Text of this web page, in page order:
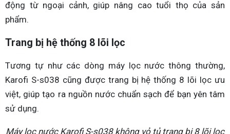
động từ ngoại cảnh, giúp nâng cao tuổi thọ của sản
phẩm.
Trang bị hệ thống 8 lõi lọc
Tương tự như các dòng máy lọc nước thông thường,
Karofi S-s038 cũng được trang bị hệ thống 8 lõi lọc ưu
việt, giúp tạo ra nguồn nước chuẩn sạch để bạn yên tâm
sử dụng.
Máy lọc nước Karofi S-s038 không vỏ tủ trang bị 8 lõi lọc